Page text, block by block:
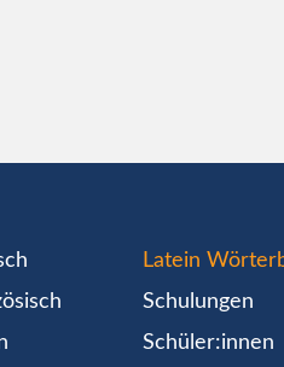
Latein
Schulungen
Schüler:innen